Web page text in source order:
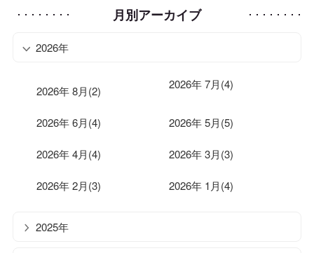
月別アーカイブ
2026年
2026年 8月(2) 2026年 7月(4)
2026年 6月(4) 2026年 5月(5)
2026年 4月(4) 2026年 3月(3)
2026年 2月(3) 2026年 1月(4)
2025年